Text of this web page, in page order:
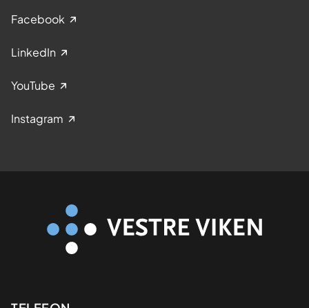
Facebook
LinkedIn
YouTube
Instagram